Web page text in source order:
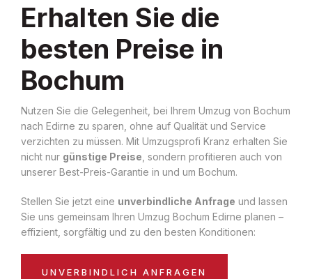
Erhalten Sie die
besten Preise in
Bochum
Nutzen Sie die Gelegenheit, bei Ihrem Umzug von Bochum
nach Edirne zu sparen, ohne auf Qualität und Service
verzichten zu müssen. Mit Umzugsprofi Kranz erhalten Sie
nicht nur günstige Preise , sondern profitieren auch von
unserer Best-Preis-Garantie in und um Bochum.
Stellen Sie jetzt eine unverbindliche Anfrage und lassen
Sie uns gemeinsam Ihren Umzug Bochum Edirne planen –
effizient, sorgfältig und zu den besten Konditionen:
UNVERBINDLICH ANFRAGEN